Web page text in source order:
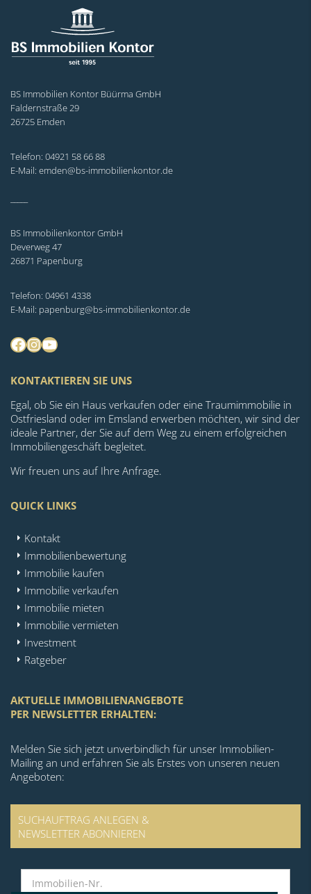
BS Immobilien Kontor Büürma GmbH
Faldernstraße 29
26725 Emden
Telefon: 04921 58 66 88
E-Mail: emden@bs-immobilienkontor.de
BS Immobilienkontor GmbH
Deverweg 47
26871 Papenburg
Telefon: 04961 4338
E-Mail: papenburg@bs-immobilienkontor.de
Facebook
Instagram
YouTube
KONTAKTIEREN SIE UNS
Egal, ob Sie ein Haus verkaufen oder eine Traumimmobilie in
Ostfriesland oder im Emsland erwerben möchten, wir sind der
ideale Partner, der Sie auf dem Weg zu einem erfolgreichen
Immobiliengeschäft begleitet.
Wir freuen uns auf Ihre Anfrage.
QUICK LINKS
Kontakt
Immobilienbewertung
Immobilie kaufen
Immobilie verkaufen
Immobilie mieten
Immobilie vermieten
Investment
Ratgeber
AKTUELLE IMMOBILIENANGEBOTE
PER NEWSLETTER ERHALTEN:
Melden Sie sich jetzt unverbindlich für unser Immobilien-
Mailing an und erfahren Sie als Erstes von unseren neuen
Angeboten:
SUCHAUFTRAG ANLEGEN &
NEWSLETTER ABONNIEREN